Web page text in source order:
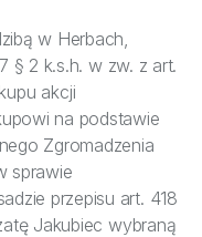
w Herbach,
§ 2 k.s.h. w zw. z art.
akcji
na podstawie
Zgromadzenia
sprawie
przepisu art. 418
Jakubiec wybraną